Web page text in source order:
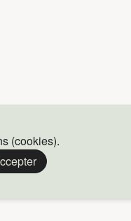
(cookies).